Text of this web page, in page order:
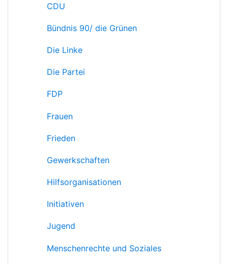
CDU
Bündnis 90/ die Grünen
Die Linke
Die Partei
FDP
Frauen
Frieden
Gewerkschaften
Hilfsorganisationen
Initiativen
Jugend
Menschenrechte und Soziales